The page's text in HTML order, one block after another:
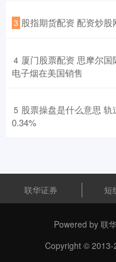
3 股指期货配资 配资炒
4 厦门股票配资 思摩尔
电子烟在美国销售
5 股票操盘是什么意思
0.34%
联华证券 短
Powered by 联
Copyright © 2013-